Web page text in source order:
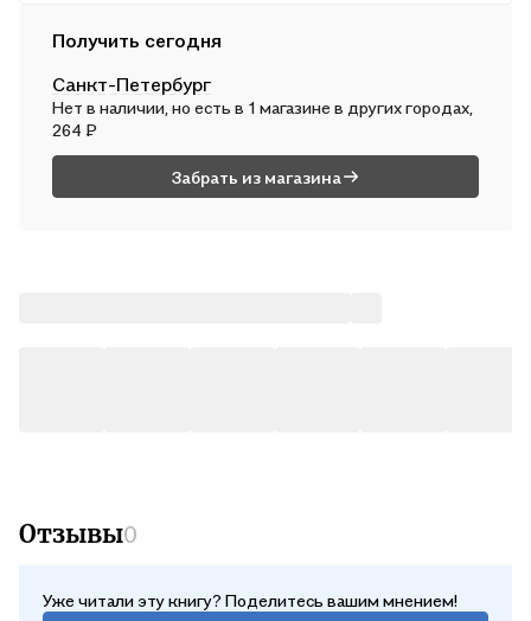
Курьером
Во вт, 11 августа — от 312 ₽
Почтой России
В ср, 12 августа — от 495 ₽
Получить сегодня
Санкт-Петербург
Нет в наличии, но есть в 1 магазине в других городах,
264 ₽
Забрать из магазина
Отзывы0
Уже читали эту книгу? Поделитесь вашим мнением!